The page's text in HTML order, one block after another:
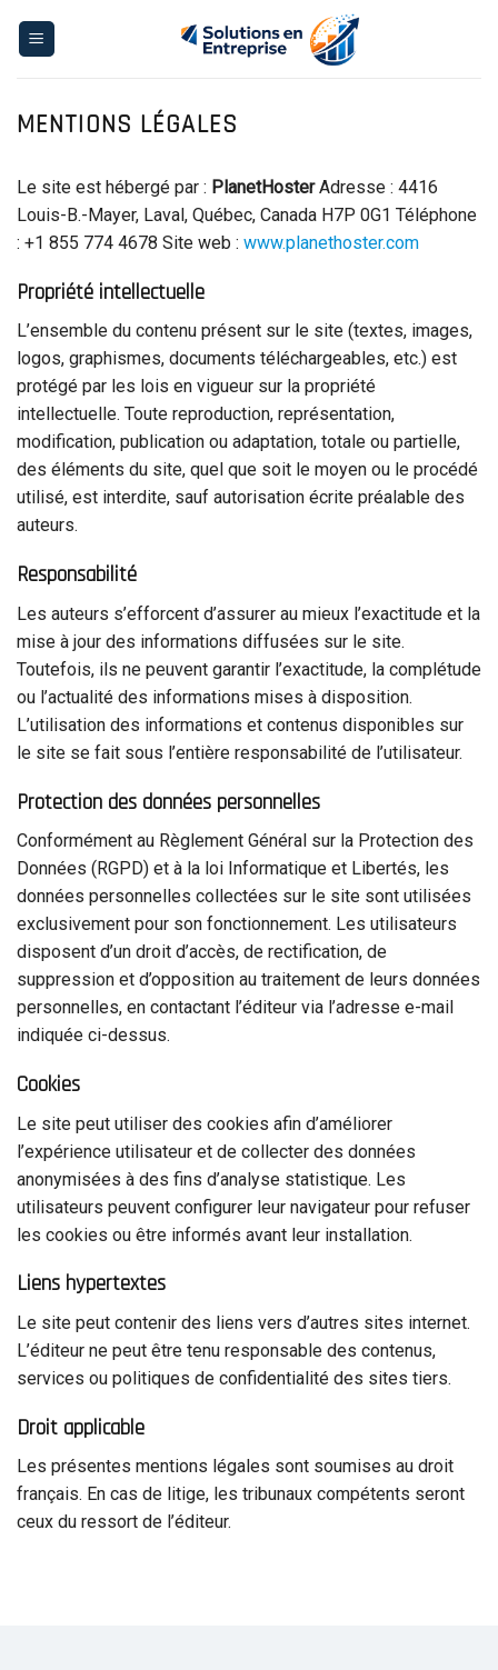
MENTIONS LÉGALES
Le site est hébergé par : PlanetHosterAdresse : 4416
Louis-B.-Mayer, Laval, Québec, Canada H7P 0G1 Téléphone
: +1 855 774 4678 Site web : www.planethoster.com
Propriété intellectuelle
L’ensemble du contenu présent sur le site (textes, images,
logos, graphismes, documents téléchargeables, etc.) est
protégé par les lois en vigueur sur la propriété
intellectuelle. Toute reproduction, représentation,
modification, publication ou adaptation, totale ou partielle,
des éléments du site, quel que soit le moyen ou le procédé
utilisé, est interdite, sauf autorisation écrite préalable des
auteurs.
Responsabilité
Les auteurs s’efforcent d’assurer au mieux l’exactitude et la
mise à jour des informations diffusées sur le site.
Toutefois, ils ne peuvent garantir l’exactitude, la complétude
ou l’actualité des informations mises à disposition.
L’utilisation des informations et contenus disponibles sur
le site se fait sous l’entière responsabilité de l’utilisateur.
Protection des données personnelles
Conformément au Règlement Général sur la Protection des
Données (RGPD) et à la loi Informatique et Libertés, les
données personnelles collectées sur le site sont utilisées
exclusivement pour son fonctionnement. Les utilisateurs
disposent d’un droit d’accès, de rectification, de
suppression et d’opposition au traitement de leurs données
personnelles, en contactant l’éditeur via l’adresse e-mail
indiquée ci-dessus.
Cookies
Le site peut utiliser des cookies afin d’améliorer
l’expérience utilisateur et de collecter des données
anonymisées à des fins d’analyse statistique. Les
utilisateurs peuvent configurer leur navigateur pour refuser
les cookies ou être informés avant leur installation.
Liens hypertextes
Le site peut contenir des liens vers d’autres sites internet.
L’éditeur ne peut être tenu responsable des contenus,
services ou politiques de confidentialité des sites tiers.
Droit applicable
Les présentes mentions légales sont soumises au droit
français. En cas de litige, les tribunaux compétents seront
ceux du ressort de l’éditeur.